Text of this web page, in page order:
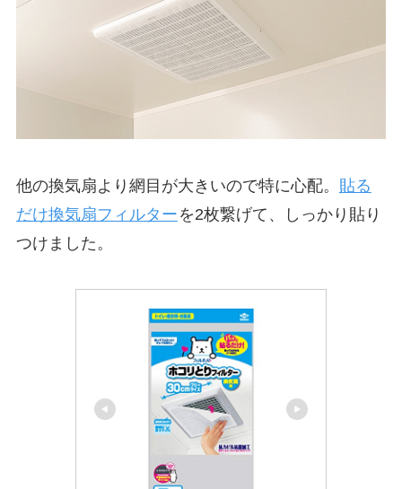
他の換気扇より網目が大きいので特に心配。 貼る
だけ換気扇フィルター を2枚繋げて、しっかり貼り
つけました。